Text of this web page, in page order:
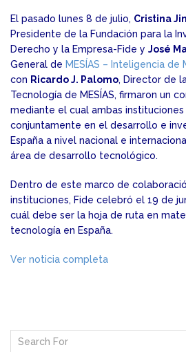
El pasado lunes 8 de julio, Cristina
Presidente de la Fundación para la
Derecho y la Empresa-Fide y José
General de MESÍAS – Inteligencia de
con Ricardo J. Palomo, Director de
Tecnología de MESÍAS, firmaron un
mediante el cual ambas
conjuntamente en el desarrollo e
España a nivel nacional e
área de desarrollo tecnológico.
Dentro de este marco de
instituciones, Fide celebró el 19 de
cuál debe ser la hoja de ruta en
tecnología en España.
Ver noticia completa